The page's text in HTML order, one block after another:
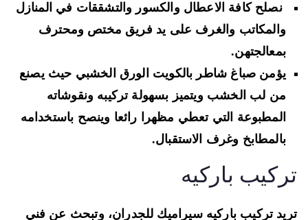
نصلح كافة الاعطال والكسور والتشققات في المنازل
والمكاتب والغرف على يد فريق مختص ومحترف
بمعالجتهن.
يؤمن صباغ شاطر بالكويت الورق الخشبي حيث يصنع
من لب الخشب ويتميز بسهولة تركيبه ونقوشاته
المطبوعة التي تعطي مظهرا رائعا وينصح باستخدامه
بالمطابخ وغرف الاستقبال.
باركيه
تركيب باركيه سيراميك للجدران، وتبحث عن فني